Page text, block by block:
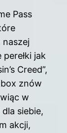
Pass
naszej
jak
Creed”,
znów
w
siebie,
akcji,